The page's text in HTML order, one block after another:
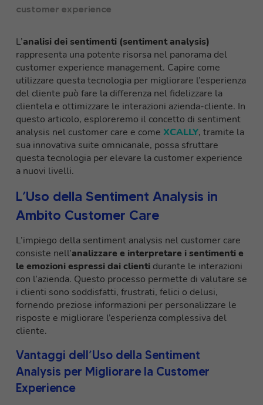
customer experience
L’analisi dei sentimenti (sentiment analysis)
rappresenta una potente risorsa nel panorama del
customer experience management. Capire come
utilizzare questa tecnologia per migliorare l’esperienza
del cliente può fare la differenza nel fidelizzare la
clientela e ottimizzare le interazioni azienda-cliente. In
questo articolo, esploreremo il concetto di sentiment
analysis nel customer care e come XCALLY, tramite la
sua innovativa suite omnicanale, possa sfruttare
questa tecnologia per elevare la customer experience
a nuovi livelli.
L’Uso della Sentiment Analysis in
Ambito Customer Care
L’impiego della sentiment analysis nel customer care
consiste nell’analizzare e interpretare i sentimenti e
le emozioni espressi dai clienti durante le interazioni
con l’azienda. Questo processo permette di valutare se
i clienti sono soddisfatti, frustrati, felici o delusi,
fornendo preziose informazioni per personalizzare le
risposte e migliorare l’esperienza complessiva del
cliente.
Vantaggi dell’Uso della Sentiment
Analysis per Migliorare la Customer
Experience